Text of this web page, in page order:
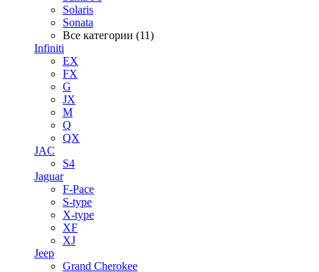
Solaris
Sonata
Все категории (11)
Infiniti
EX
FX
G
JX
M
Q
QX
JAC
S4
Jaguar
F-Pace
S-type
X-type
XF
XJ
Jeep
Grand Cherokee